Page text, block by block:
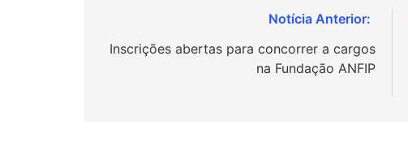
de
Inscrições abertas para concorrer a cargos
na Fundação ANFIP